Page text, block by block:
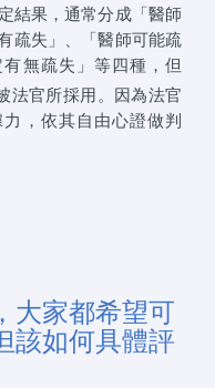
結果，通常分成「醫師
疏失」、「醫師可能疏
無疏失」等四種，但
法官所採用。因為法官
，依其自由心證做判
大家都希望可
該如何具體評